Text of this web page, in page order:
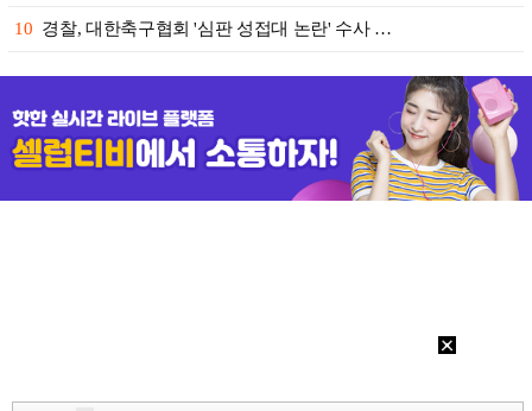
10 경찰, 대한축구협회 '심판 성접대 논란' 수사 …